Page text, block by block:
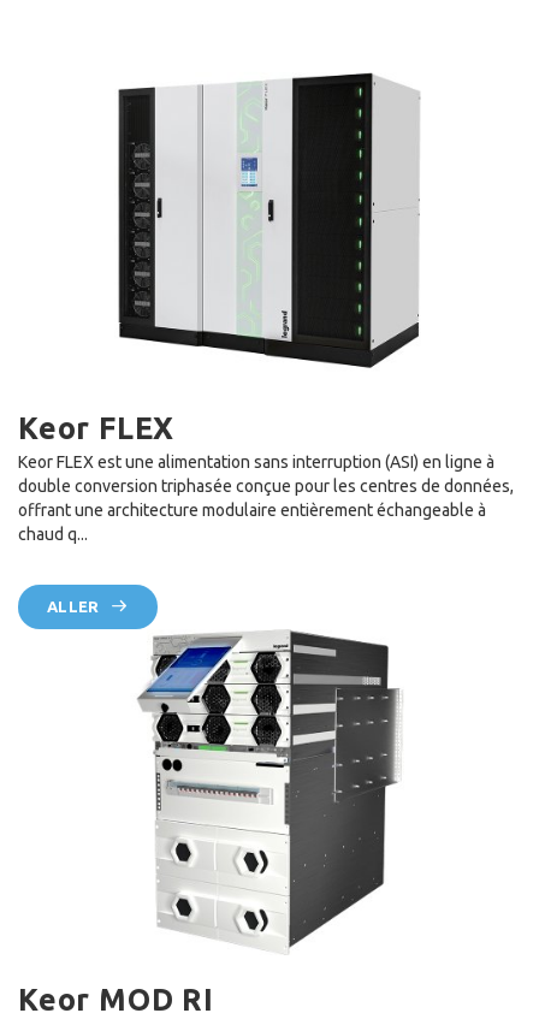
Keor FLEX
Keor FLEX est une alimentation sans interruption (ASI) en ligne à
double conversion triphasée conçue pour les centres de données,
offrant une architecture modulaire entièrement échangeable à
chaud q...
ALLER
Keor MOD RI